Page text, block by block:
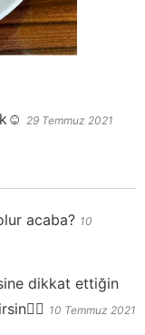
29 Temmuz 2021
acaba? 10
dikkat ettiğin
10 Temmuz 2021